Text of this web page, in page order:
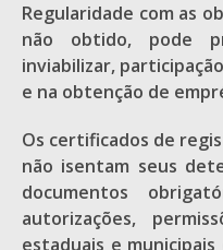
Regularidade com as
não obtido, pode
inviabilizar,
e na obtenção de
Os certificados de
não isentam seus
documentos
autorizações,
estaduais e